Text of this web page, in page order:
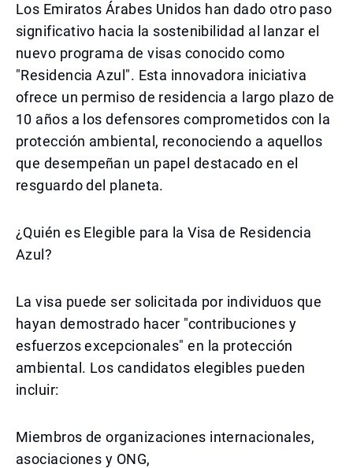
Los Emiratos Árabes Unidos han dado otro paso
significativo hacia la sostenibilidad al lanzar el
nuevo programa de visas conocido como
"Residencia Azul". Esta innovadora iniciativa
ofrece un permiso de residencia a largo plazo de
10 años a los defensores comprometidos con la
protección ambiental, reconociendo a aquellos
que desempeñan un papel destacado en el
resguardo del planeta.
¿Quién es Elegible para la Visa de Residencia
Azul?
La visa puede ser solicitada por individuos que
hayan demostrado hacer "contribuciones y
esfuerzos excepcionales" en la protección
ambiental. Los candidatos elegibles pueden
incluir:
Miembros de organizaciones internacionales,
asociaciones y ONG,